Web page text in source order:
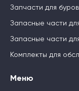
Запчасти для
Запасные части
Запасные части
Комплекты для
Меню